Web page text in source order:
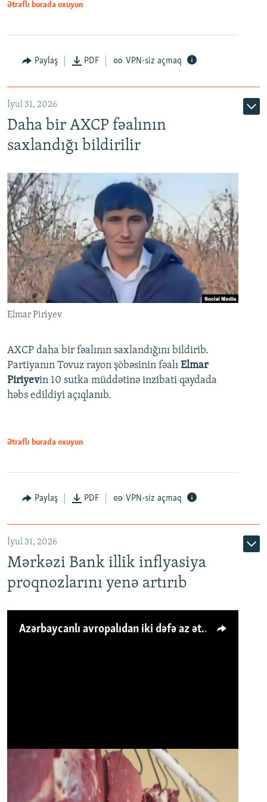
Ətraflı burada oxuyun
Paylaş PDF VPN-siz açmaq
İyul 31, 2026
Daha bir AXCP fəalının
saxlandığı bildirilir
Elmar Piriyev
AXCP daha bir fəalının saxlandığını bildirib.
Partiyanın Tovuz rayon şöbəsinin fəalı Elmar
Piriyevin 10 sutka müddətinə inzibati qaydada
həbs edildiyi açıqlanıb.
Ətraflı burada oxuyun
Paylaş PDF VPN-siz açmaq
İyul 31, 2026
Mərkəzi Bank illik inflyasiya
proqnozlarını yenə artırıb
Azərbaycanlı avropalıdan iki dəfə az ət yeyir, amma... 'Qiymət artımı qaçılmazdır'